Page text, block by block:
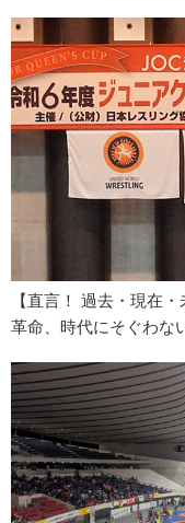
【直言！ 過去・現在
革命、時代にそぐわな